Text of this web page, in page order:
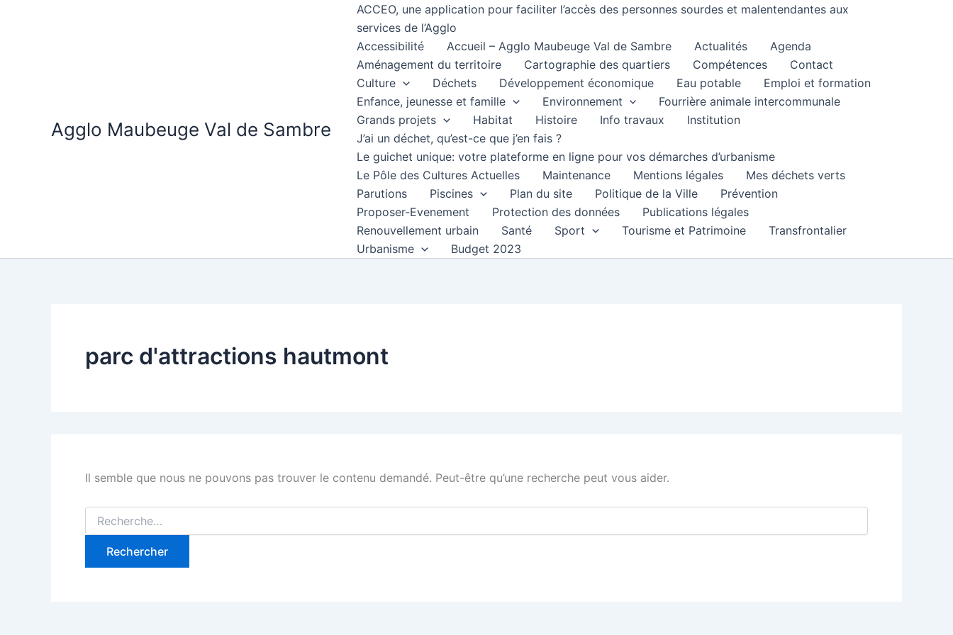
Agglo Maubeuge Val de Sambre
ACCEO, une application pour faciliter l’accès des personnes sourdes et malentendantes aux
services de l’Agglo
Accessibilité
Accueil – Agglo Maubeuge Val de Sambre Actualités
Agenda
Aménagement du territoire
Cartographie des quartiers Compétences
Contact
Culture
Déchets Développement économique Eau potable
Emploi et formation
Enfance, jeunesse et famille
Environnement
Fourrière animale intercommunale
Grands projets
Habitat Histoire Info travaux
Institution
J’ai un déchet, qu’est-ce que j’en fais ?
Le guichet unique: votre plateforme en ligne pour vos démarches d’urbanisme
Le Pôle des Cultures Actuelles
Maintenance Mentions légales
Mes déchets verts
Parutions
Piscines Plan du site Politique de la Ville
Prévention
Proposer-Evenement
Protection des données
Publications légales
Renouvellement urbain
Santé Sport Tourisme et Patrimoine
Transfrontalier
Urbanisme
Budget 2023
parc d'attractions hautmont
Il semble que nous ne pouvons pas trouver le contenu demandé. Peut-être qu’une recherche peut vous aider.
Rechercher :